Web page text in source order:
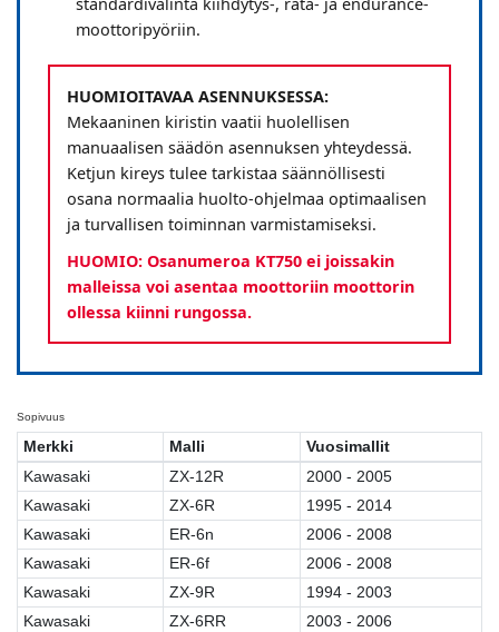
standardivalinta kiihdytys-, rata- ja endurance-
moottoripyöriin.
HUOMIOITAVAA ASENNUKSESSA:
Mekaaninen kiristin vaatii huolellisen
manuaalisen säädön asennuksen yhteydessä.
Ketjun kireys tulee tarkistaa säännöllisesti
osana normaalia huolto-ohjelmaa optimaalisen
ja turvallisen toiminnan varmistamiseksi.
HUOMIO: Osanumeroa KT750 ei joissakin
malleissa voi asentaa moottoriin moottorin
ollessa kiinni rungossa.
Sopivuus
Merkki Malli
Vuosimallit
Kawasaki
ZX-12R
2000 - 2005
Kawasaki
ZX-6R
1995 - 2014
Kawasaki
ER-6n
2006 - 2008
Kawasaki
ER-6f
2006 - 2008
Kawasaki
ZX-9R
1994 - 2003
Kawasaki
ZX-6RR
2003 - 2006